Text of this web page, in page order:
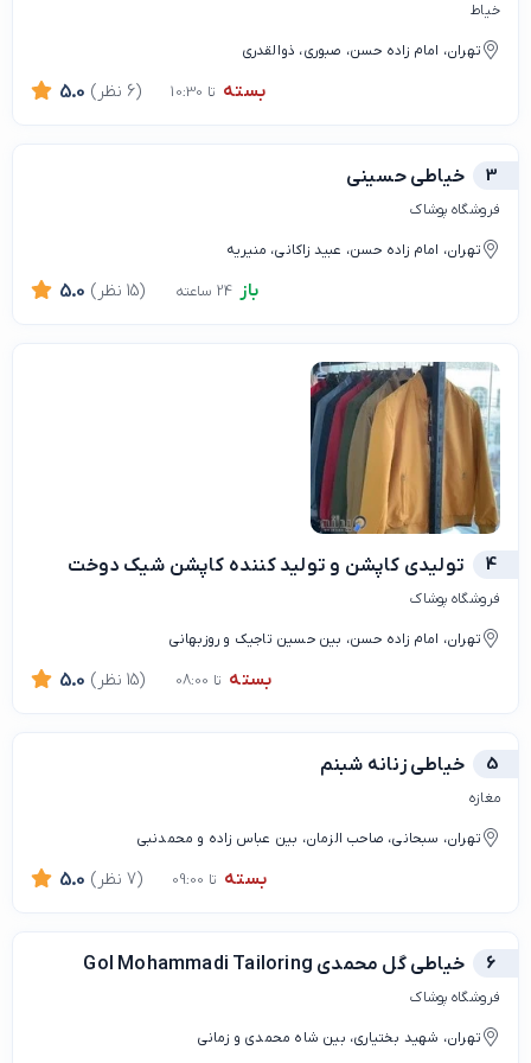
خیاط
تهران، امام زاده حسن، صبوری، ذوالقدری
بسته تا 10:30 5.0 (6 نظر)
3 خیاطی حسینی
فروشگاه پوشاک
تهران، امام زاده حسن، عبید زاکانی، منیریه
باز 5.0 (15 نظر)
4 توليدى كاپشن و توليد كننده كاپشن شيك دوخت
فروشگاه پوشاک
تهران، امام زاده حسن، بین حسین تاجیک و روزبهانی
بسته تا 08:00 5.0 (15 نظر)
5 خیاطی زنانه شبنم
مغازه
تهران، سبحانی، صاحب الزمان، بین عباس زاده و محمدنبی
بسته تا 09:00 5.0 (7 نظر)
6 خیاطی گل محمدی Gol Mohammadi Tailoring
فروشگاه پوشاک
تهران، شهید بختیاری، بین شاه محمدی و زمانی